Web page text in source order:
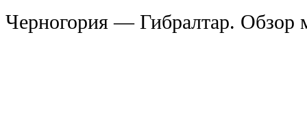
Черногория — Гибралтар. Обзор